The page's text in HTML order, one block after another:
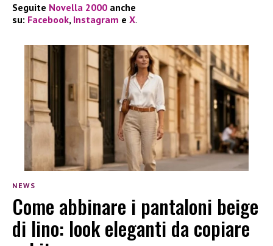
Seguite Novella 2000 anche
su: Facebook, Instagram e X.
NEWS
Come abbinare i pantaloni beige
di lino: look eleganti da copiare